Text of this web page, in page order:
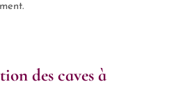
des caves à